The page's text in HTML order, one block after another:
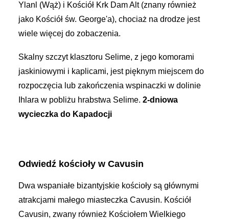
Ylanl (Wąż) i Kościół Krk Dam Alt (znany również
jako Kościół św. George'a), chociaż na drodze jest
wiele więcej do zobaczenia.
Skalny szczyt klasztoru Selime, z jego komorami
jaskiniowymi i kaplicami, jest pięknym miejscem do
rozpoczęcia lub zakończenia wspinaczki w dolinie
Ihlara w pobliżu hrabstwa Selime. 2-dniowa
wycieczka do Kapadocji
Odwiedź kościoły w Cavusin
Dwa wspaniałe bizantyjskie kościoły są głównymi
atrakcjami małego miasteczka Cavusin. Kościół
Cavusin, zwany również Kościołem Wielkiego